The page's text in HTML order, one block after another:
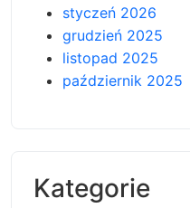
styczeń 2026
grudzień 2025
listopad 2025
październik 2025
Kategorie